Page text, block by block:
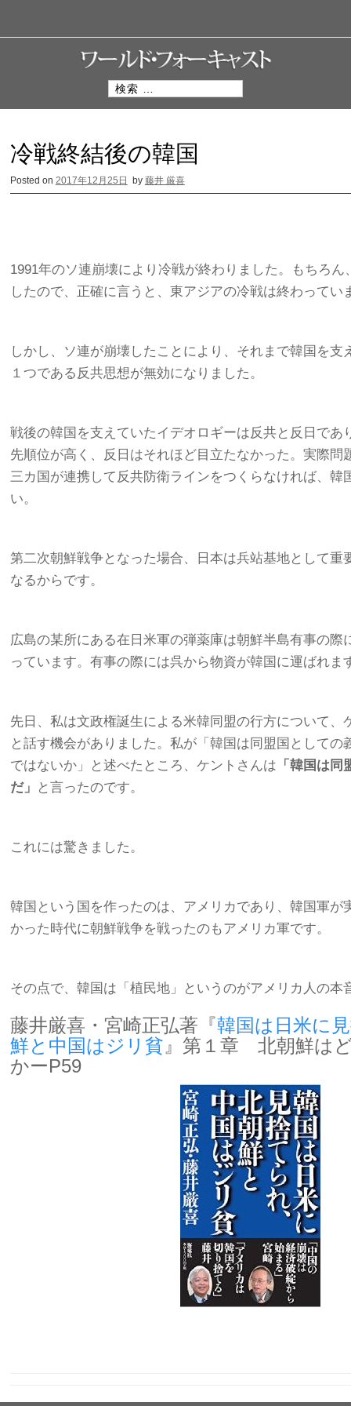
i
検
冷戦終結後の韓国
Posted on 2017年12月25日 by 藤井 厳喜
1991年のソ連崩壊により冷戦が終わりました。もちろ
したので、正確に言うと、東アジアの冷戦は終わってい
しかし、ソ連が崩壊したことにより、それまで韓国を支
１つである反共思想が無効になりました。
戦後の韓国を支えていたイデオロギーは反共と反日であ
先順位が高く、反日はそれほど目立たなかった。実際問
三カ国が連携して反共防衛ラインをつくらなければ、韓
い。
第二次朝鮮戦争となった場合、日本は兵站基地として重
なるからです。
広島の某所にある在日米軍の弾薬庫は朝鮮半島有事の際
っています。有事の際には呉から物資が韓国に運ばれま
先日、私は文政権誕生による米韓同盟の行方について、
と話す機会がありました。私が「韓国は同盟国としての
ではないか」と述べたところ、ケントさんは 「韓国は
だ」
と言ったのです。
これには驚きました。
韓国という国を作ったのは、アメリカであり、韓国軍が
かった時代に朝鮮戦争を戦ったのもアメリカ軍です。
その点で、韓国は「植民地」というのがアメリカ人の本
藤井厳喜・宮崎正弘著『韓国は日米に
鮮と中国はジリ貧 』第１章 北朝鮮は
かーP59